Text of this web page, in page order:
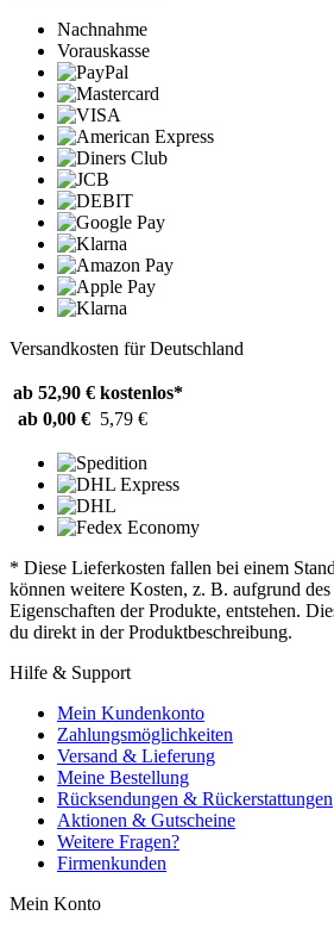
Nachnahme
Vorauskasse
Versandkosten für Deutschland
ab 52,90 € kostenlos*
ab 0,00 € 5,79 €
* Diese Lieferkosten fallen bei einem
können weitere Kosten, z. B. aufgrund
Eigenschaften der Produkte, entstehen.
du direkt in der Produktbeschreibung.
Hilfe & Support
Mein Kundenkonto
Zahlungsmöglichkeiten
Versand & Lieferung
Meine Bestellung
Rücksendungen & Rückerstattungen
Aktionen & Gutscheine
Weitere Fragen?
Firmenkunden
Mein Konto